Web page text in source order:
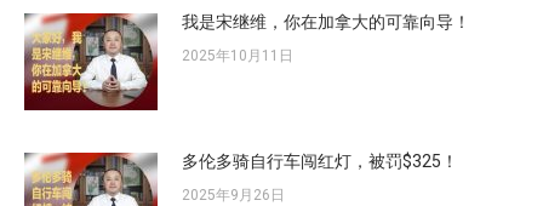
我是宋继维，你在加拿大的可靠向导！
2025年10月11日
多伦多骑自行车闯红灯，被罚$325！
2025年9月26日